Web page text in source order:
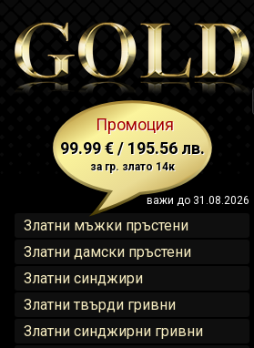
Промоция
99.99 € / 195.56 лв.
за гр. злато 14к
важи до 31.08.2026
Златни мъжки пръстени
Златни дамски пръстени
Златни синджири
Златни твърди гривни
Златни синджирни гривни